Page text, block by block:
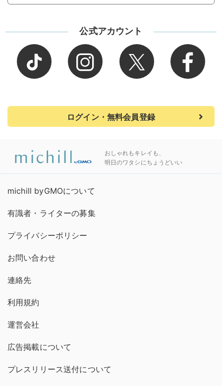
公式アカウント
ログイン・無料会員登録
おしゃれもキレイも、
明日のワタシにちょうどいい
michill byGMOについて
有識者・ライターの募集
プライバシーポリシー
お問い合わせ
連絡先
利用規約
運営会社
広告掲載について
プレスリリース送付について